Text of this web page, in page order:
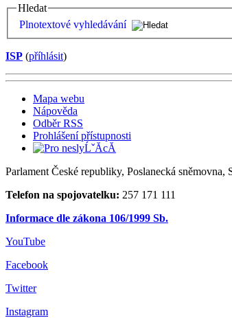
Hledat
Plnotextové vyhledávání
ISP (příhlásit)
Mapa webu
Nápověda
Odběr RSS
Prohlášení přístupnosti
Parlament České republiky, Poslanecká
Telefon na spojovatelku: 257 171 111
Informace dle zákona 106/1999 Sb.
YouTube
Facebook
Twitter
Instagram